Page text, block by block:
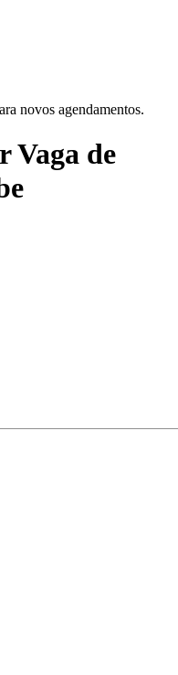
novos agendamentos.
Vaga de